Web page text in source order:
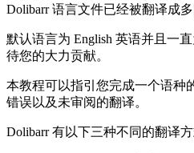
Dolibarr 语言文件已经被翻译成
默认语言为 English 英语并且一
待您的大力贡献。
本教程可以指引您完成一个语种
错误以及未审阅的翻译。
Dolibarr 有以下三种不同的翻译